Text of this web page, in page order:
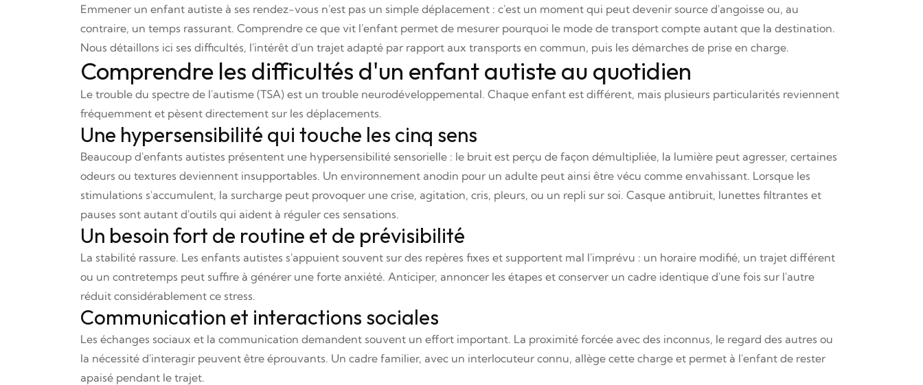
Emmener un enfant autiste à ses rendez-vous n'est pas un simple déplacement : c'est un moment qui peut devenir source d'angoisse ou, au
contraire, un temps rassurant. Comprendre ce que vit l'enfant permet de mesurer pourquoi le mode de transport compte autant que la destination.
Nous détaillons ici ses difficultés, l'intérêt d'un trajet adapté par rapport aux transports en commun, puis les démarches de prise en charge.
Comprendre les difficultés d'un enfant autiste au quotidien
Le trouble du spectre de l'autisme (TSA) est un trouble neurodéveloppemental. Chaque enfant est différent, mais plusieurs particularités reviennent
fréquemment et pèsent directement sur les déplacements.
Une hypersensibilité qui touche les cinq sens
Beaucoup d'enfants autistes présentent une hypersensibilité sensorielle : le bruit est perçu de façon démultipliée, la lumière peut agresser, certaines
odeurs ou textures deviennent insupportables. Un environnement anodin pour un adulte peut ainsi être vécu comme envahissant. Lorsque les
stimulations s'accumulent, la surcharge peut provoquer une crise, agitation, cris, pleurs, ou un repli sur soi. Casque antibruit, lunettes filtrantes et
pauses sont autant d'outils qui aident à réguler ces sensations.
Un besoin fort de routine et de prévisibilité
La stabilité rassure. Les enfants autistes s'appuient souvent sur des repères fixes et supportent mal l'imprévu : un horaire modifié, un trajet différent
ou un contretemps peut suffire à générer une forte anxiété. Anticiper, annoncer les étapes et conserver un cadre identique d'une fois sur l'autre
réduit considérablement ce stress.
Communication et interactions sociales
Les échanges sociaux et la communication demandent souvent un effort important. La proximité forcée avec des inconnus, le regard des autres ou
la nécessité d'interagir peuvent être éprouvants. Un cadre familier, avec un interlocuteur connu, allège cette charge et permet à l'enfant de rester
apaisé pendant le trajet.